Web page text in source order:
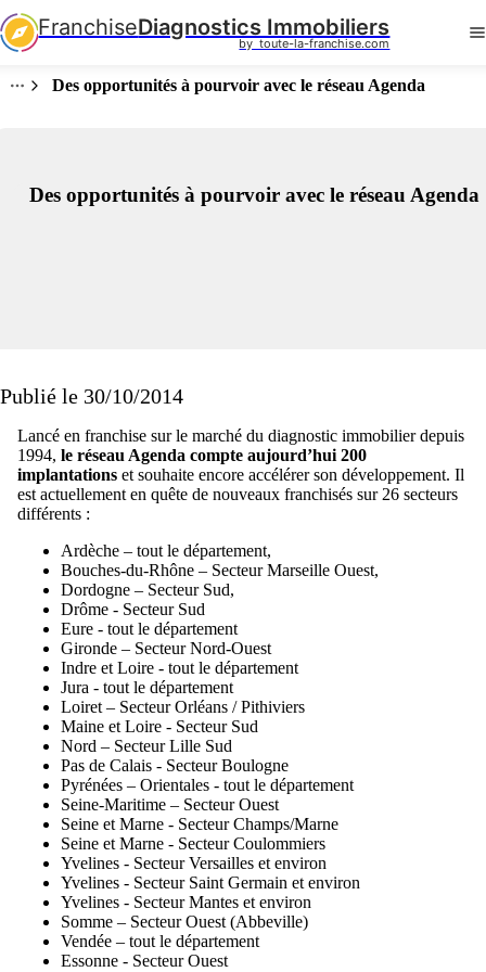
FranchiseDiagnostics Immobiliers
by  toute-la-franchise.com
Des opportunités à pourvoir avec le réseau Agenda
Des opportunités à pourvoir avec le réseau Agenda
Publié le 30/10/2014
Lancé en franchise sur le marché du diagnostic immobilier depuis
1994, le réseau Agenda compte aujourd’hui 200
implantations et souhaite encore accélérer son développement. Il
est actuellement en quête de nouveaux franchisés sur 26 secteurs
différents :
Ardèche – tout le département,
Bouches-du-Rhône – Secteur Marseille Ouest,
Dordogne – Secteur Sud,
Drôme - Secteur Sud
Eure - tout le département
Gironde – Secteur Nord-Ouest
Indre et Loire - tout le département
Jura - tout le département
Loiret – Secteur Orléans / Pithiviers
Maine et Loire - Secteur Sud
Nord – Secteur Lille Sud
Pas de Calais - Secteur Boulogne
Pyrénées – Orientales - tout le département
Seine-Maritime – Secteur Ouest
Seine et Marne - Secteur Champs/Marne
Seine et Marne - Secteur Coulommiers
Yvelines - Secteur Versailles et environ
Yvelines - Secteur Saint Germain et environ
Yvelines - Secteur Mantes et environ
Somme – Secteur Ouest (Abbeville)
Vendée – tout le département
Essonne - Secteur Ouest